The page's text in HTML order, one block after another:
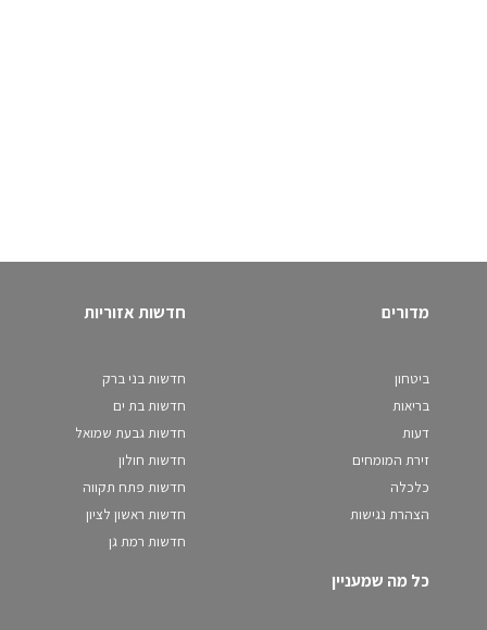
מדורים
ביטחון
בריאות
דעות
זירת המומחים
כלכלה
הצהרת נגישות
חדשות אזוריות
חדשות בני ברק
חדשות בת ים
חדשות גבעת שמואל
חדשות חולון
חדשות פתח תקווה
חדשות ראשון לציון
חדשות רמת גן
כל מה שמעניין